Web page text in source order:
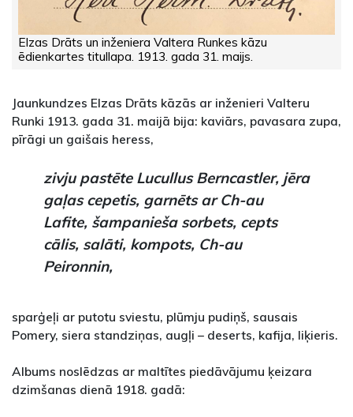
Elzas Drāts un inženiera Valtera Runkes kāzu
ēdienkartes titullapa. 1913. gada 31. maijs.
Jaunkundzes Elzas Drāts kāzās ar inženieri Valteru
Runki 1913. gada 31. maijā bija: kaviārs, pavasara zupa,
pīrāgi un gaišais heress,
zivju pastēte Lucullus Berncastler, jēra
gaļas cepetis, garnēts arCh-au
Lafite, šampanieša sorbets, cepts
cālis, salāti, kompots, Ch-au
Peironnin,
sparģeļi ar putotu sviestu, plūmju pudiņš, sausais
Pomery, siera standziņas, augļi – deserts, kafija, liķieris.
Albums noslēdzas ar maltītes piedāvājumu ķeizara
dzimšanas dienā 1918. gadā: